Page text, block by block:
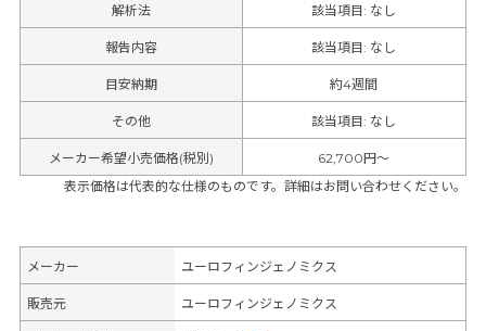
解析法 該当項目: なし
報告内容 該当項目: なし
目安納期 約4週間
その他 該当項目: なし
メーカー希望小売価格(税別)
62,700円〜
表示価格は代表的な仕様のものです。詳細はお問い合わせください。
メーカー ユーロフィンジェノミクス
販売元 ユーロフィンジェノミクス